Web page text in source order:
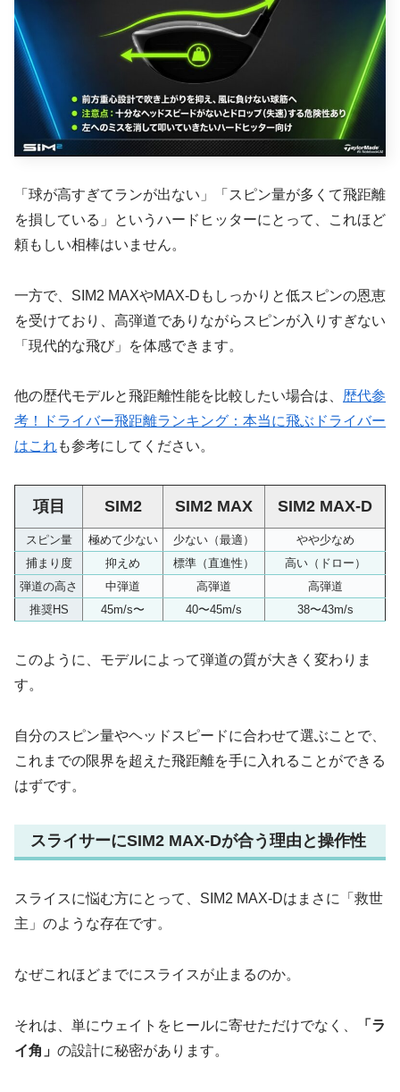
「球が高すぎてランが出ない」「スピン量が多くて飛距離
を損している」というハードヒッターにとって、これほど
頼もしい相棒はいません。
一方で、SIM2 MAXやMAX-Dもしっかりと低スピンの恩恵
を受けており、高弾道でありながらスピンが入りすぎない
「現代的な飛び」を体感できます。
他の歴代モデルと飛距離性能を比較したい場合は、 歴代参
考！ドライバー飛距離ランキング：本当に飛ぶドライバー
はこれも参考にしてください。
項目 SIM2 SIM2 MAX SIM2 MAX-D
スピン量 極めて少ない 少ない（最適）
やや少なめ
捕まり度
抑えめ 標準（直進性）
高い（ドロー）
弾道の高さ
中弾道 高弾道
高弾道
推奨HS
45m/s〜 40〜45m/s 38〜43m/s
このように、モデルによって弾道の質が大きく変わりま
す。
自分のスピン量やヘッドスピードに合わせて選ぶことで、
これまでの限界を超えた飛距離を手に入れることができる
はずです。
スライサーにSIM2 MAX-Dが合う理由と操作性
スライスに悩む方にとって、SIM2 MAX-Dはまさに「救世
主」のような存在です。
なぜこれほどまでにスライスが止まるのか。
それは、単にウェイトをヒールに寄せただけでなく、
「ラ
イ角」 の設計に秘密があります。